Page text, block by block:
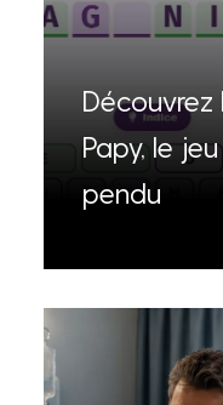
Papy, le
pendu